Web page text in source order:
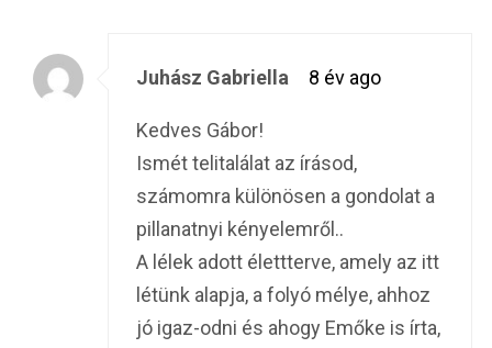
Juhász Gabriella 8 év ago
Kedves Gábor!
Ismét telitalálat az írásod,
számomra különösen a gondolat a
pillanatnyi kényelemről..
A lélek adott élettterve, amely az itt
létünk alapja, a folyó mélye, ahhoz
jó igaz-odni és ahogy Emőke is írta,